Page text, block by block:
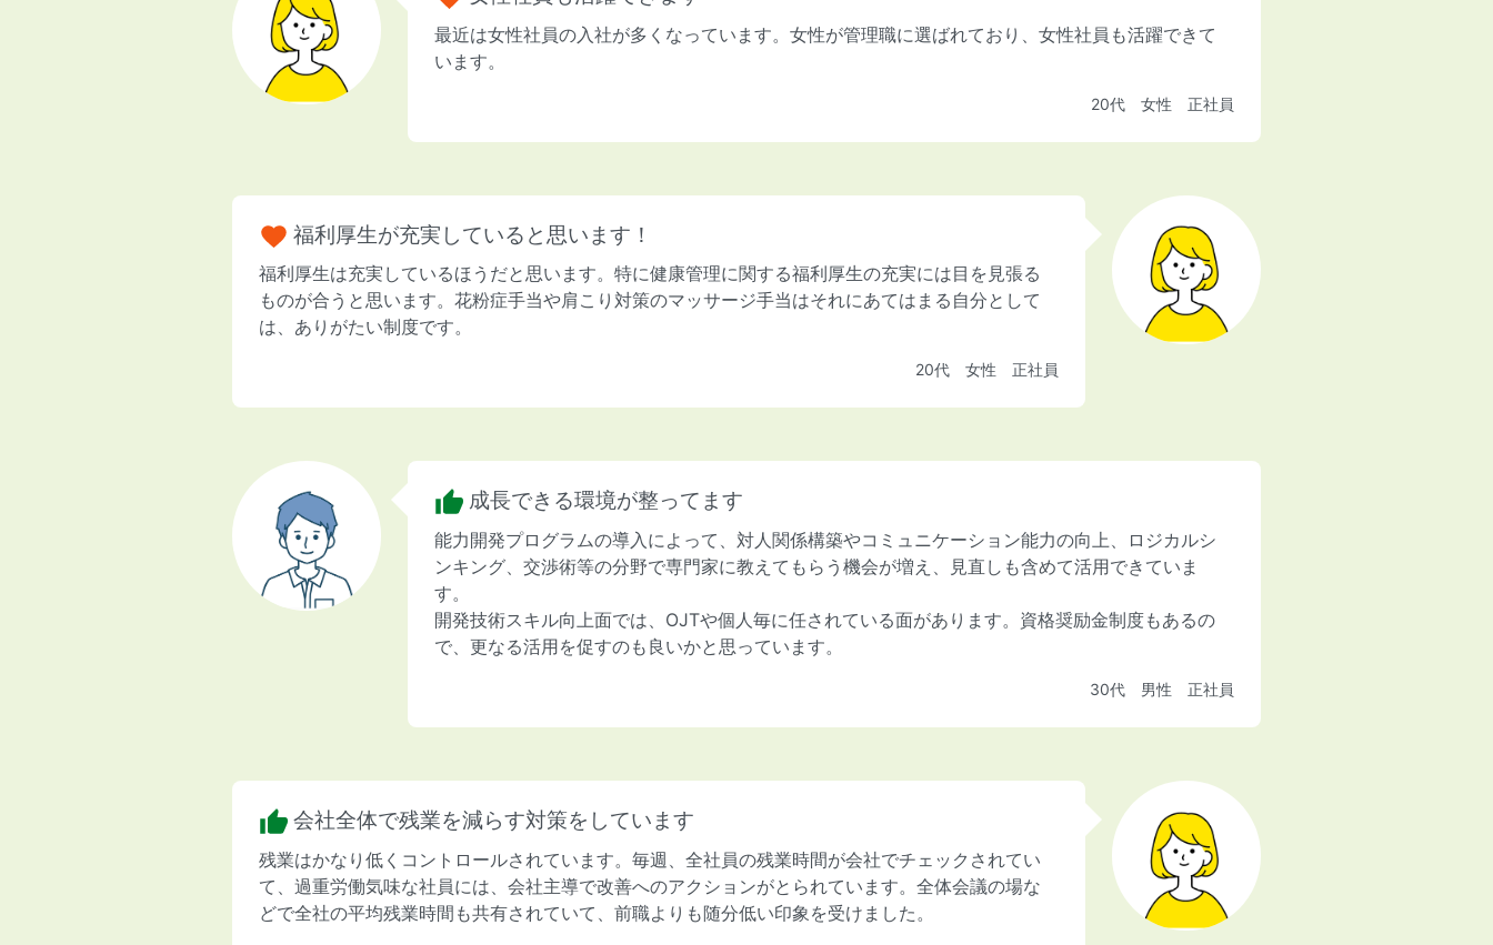
最近は女性社員の入社が多くなっています。女性が管理職に選ばれており、女性社員も活躍できて
います。
20代 女性 正社員
福利厚生が充実していると思います！
福利厚生は充実しているほうだと思います。特に健康管理に関する福利厚生の充実には目を見張る
ものが合うと思います。花粉症手当や肩こり対策のマッサージ手当はそれにあてはまる自分として
は、ありがたい制度です。
20代 女性 正社員
成長できる環境が整ってます
能力開発プログラムの導入によって、対人関係構築やコミュニケーション能力の向上、ロジカルシ
ンキング、交渉術等の分野で専門家に教えてもらう機会が増え、見直しも含めて活用できていま
す。
開発技術スキル向上面では、OJTや個人毎に任されている面があります。資格奨励金制度もあるの
で、更なる活用を促すのも良いかと思っています。
30代 男性 正社員
会社全体で残業を減らす対策をしています
残業はかなり低くコントロールされています。毎週、全社員の残業時間が会社でチェックされてい
て、過重労働気味な社員には、会社主導で改善へのアクションがとられています。全体会議の場な
どで全社の平均残業時間も共有されていて、前職よりも随分低い印象を受けました。